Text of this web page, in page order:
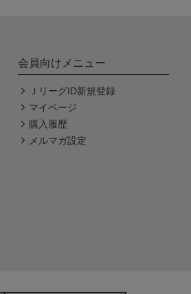
会員向けメニュー
ＪリーグID新規登録
マイページ
購入履歴
メルマガ設定